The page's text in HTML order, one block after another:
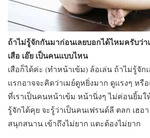
ถ้าไม่รู้จักกันมาก่อนเลยบอกได้ไหมครับว่า
เสือ เอ๊ย เป็นคนแบบไหน
เสือก็ได้ค่ะ (ทำหน้าเข้ม) ล้อเล่น ถ้าไม่รู้จัก
แรกอาจจะคิดว่าเมย์ดูหยิ่งมาก ดูแรงๆ หรือ
ที่เราเป็นคนหน้าเข้ม หน้านิ่งๆ ไม่ค่อนยิ้ม
รู้จักได้คุย จะรู้ว่าเป็นคนเฟรนด์ลี ตลก เฮอ
สนุกสนาน เข้าถึงไม่ยาก แตะต้องไม่ยาก